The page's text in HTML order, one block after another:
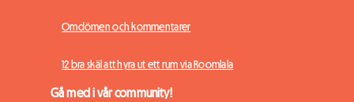
Omdömen och kommentarer
12 bra skäl att hyra ut ett rum via Roomlala
Gå med i vår community!